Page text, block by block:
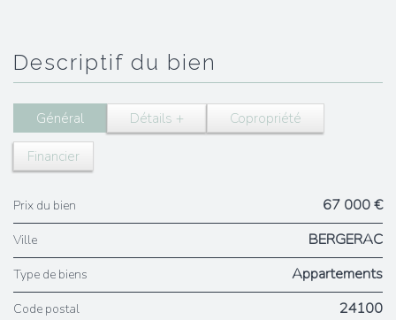
descriptif du bien
Général Détails + Copropriété
Financier
Prix du bien 67 000 €
Ville BERGERAC
Type de biens Appartements
Code postal 24100